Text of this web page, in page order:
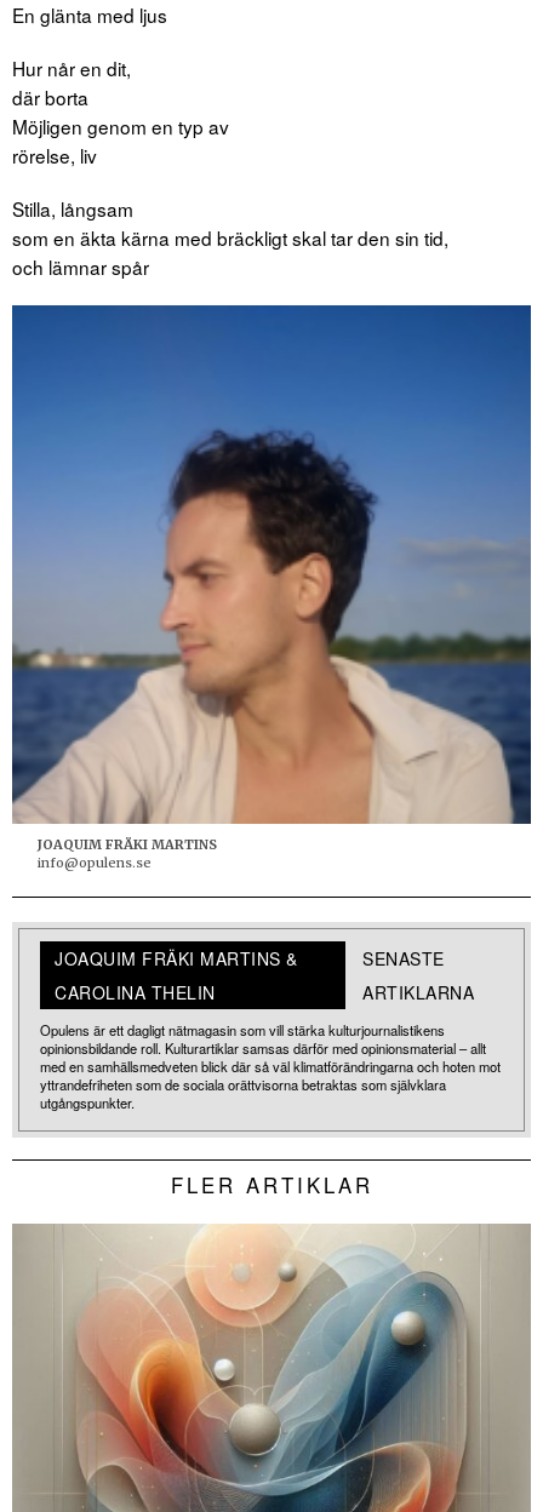
En glänta med ljus
Hur når en dit,
där borta
Möjligen genom en typ av
rörelse, liv
Stilla, långsam
som en äkta kärna med bräckligt skal tar den sin tid,
och lämnar spår
JOAQUIM FRÄKI MARTINS
info@opulens.se
JOAQUIM FRÄKI MARTINS &
CAROLINA THELIN
SENASTE
ARTIKLARNA
Opulens är ett dagligt nätmagasin som vill stärka kulturjournalistikens
opinionsbildande roll. Kulturartiklar samsas därför med opinionsmaterial – allt
med en samhällsmedveten blick där så väl klimatförändringarna och hoten mot
yttrandefriheten som de sociala orättvisorna betraktas som självklara
utgångspunkter.
FLER ARTIKLAR